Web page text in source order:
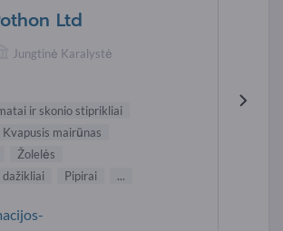
Ltd
Jungtinė Karalystė
ir skonio stiprikliai
Kvapusis mairūnas
Žolelės
Pipirai ...